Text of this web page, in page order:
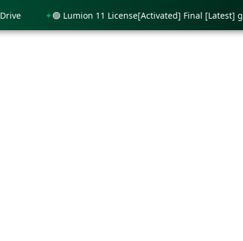
🟢 Lumion 11 License[Activated] Final [Latest] gDrive